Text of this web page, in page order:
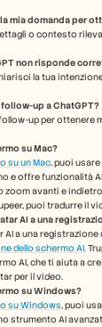
mia domanda per
o contesto
non risponde
la tua
up a ChatGPT?
up per ottenere
su Mac?
su un Mac, puoi usare
e offre funzionalità
zoom avanti e
puoi tradurre il
AI a una
dello schermo AI.
AI, che ti aiuta a
per il video.
su Windows?
su Windows, puoi
strumento AI